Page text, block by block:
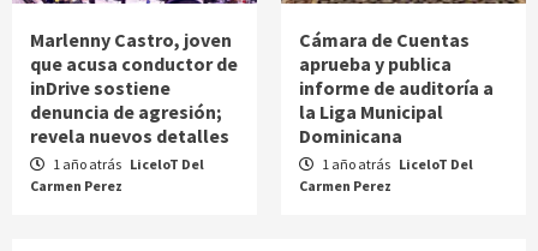
Marlenny Castro, joven
que acusa conductor de
inDrive sostiene
denuncia de agresión;
revela nuevos detalles
1 año atrás LiceloT Del
Carmen Perez
Cámara de Cuentas
aprueba y publica
informe de auditoría a
la Liga Municipal
Dominicana
1 año atrás LiceloT Del
Carmen Perez